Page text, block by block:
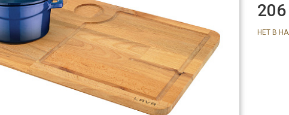
206
НЕТ В